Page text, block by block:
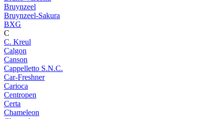
Bruynzeel
Bruynzeel-Sakura
BXG
C
C. Kreul
Calgon
Canson
Cappelletto S.N.C.
Car-Freshner
Carioca
Centropen
Certa
Chameleon